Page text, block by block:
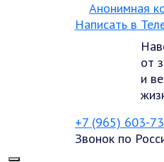
Анонимная
Написать в
от
и
+7 (965) 603-
Звонок по